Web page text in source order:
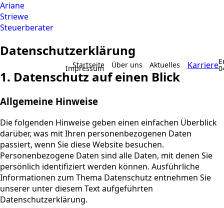
Ariane
Striewe
Steuerberater
Startseite Über uns Aktuelles Karriere
Impressum
Datenschutz­erklärung
1. Datenschutz auf einen Blick
Allgemeine Hinweise
Die folgenden Hinweise geben einen einfachen Überblick
darüber, was mit Ihren personenbezogenen Daten
passiert, wenn Sie diese Website besuchen.
Personenbezogene Daten sind alle Daten, mit denen Sie
persönlich identifiziert werden können. Ausführliche
Informationen zum Thema Datenschutz entnehmen Sie
unserer unter diesem Text aufgeführten
Datenschutzerklärung.